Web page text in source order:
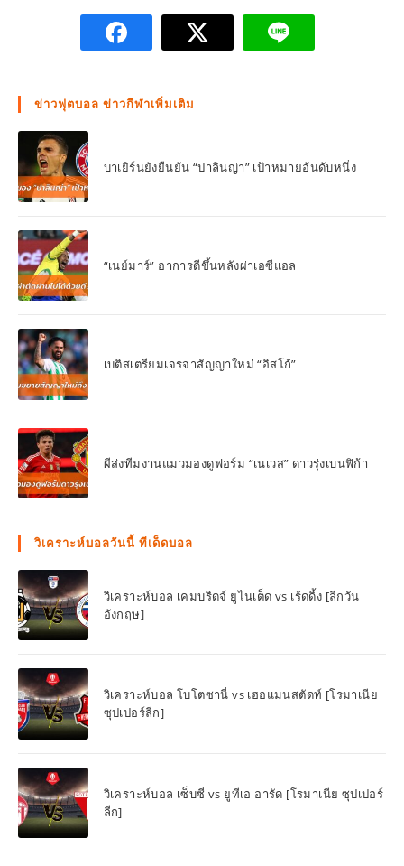
ข่าวฟุตบอล ข่าวกีฬาเพิ่มเติม
บาเยิร์นยังยืนยัน “ปาลินญ่า” เป้าหมายอันดับหนึ่ง
“เนย์มาร์” อาการดีขึ้นหลังผ่าเอซีแอล
เบติสเตรียมเจรจาสัญญาใหม่ “อิสโก้”
ผีส่งทีมงานแมวมองดูฟอร์ม “เนเวส” ดาวรุ่งเบนฟิก้า
วิเคราะห์บอลวันนี้ ทีเด็ดบอล
วิเคราะห์บอล เคมบริดจ์ ยูไนเต็ด vs เร้ดดิ้ง [ลีกวัน
อังกฤษ]
วิเคราะห์บอล โบโตซานี่ vs เฮอแมนสตัดท์ [โรมาเนีย
ซุปเปอร์ลีก]
วิเคราะห์บอล เซ็บซี่ vs ยูทีเอ อารัด [โรมาเนีย ซุปเปอร์
ลีก]